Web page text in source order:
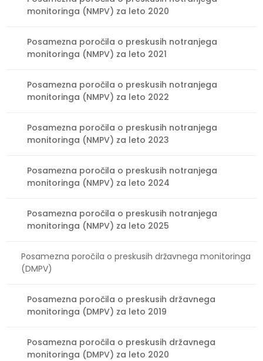
monitoringa (NMPV) za leto 2020
Posamezna poročila o preskusih notranjega
monitoringa (NMPV) za leto 2021
Posamezna poročila o preskusih notranjega
monitoringa (NMPV) za leto 2022
Posamezna poročila o preskusih notranjega
monitoringa (NMPV) za leto 2023
Posamezna poročila o preskusih notranjega
monitoringa (NMPV) za leto 2024
Posamezna poročila o preskusih notranjega
monitoringa (NMPV) za leto 2025
Posamezna poročila o preskusih državnega monitoringa
(DMPV)
Posamezna poročila o preskusih državnega
monitoringa (DMPV) za leto 2019
Posamezna poročila o preskusih državnega
monitoringa (DMPV) za leto 2020